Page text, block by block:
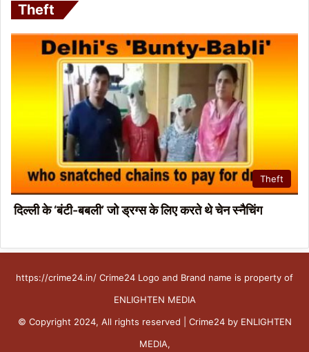
Theft
Theft
दिल्ली के ‘बंटी-बबली’ जो ड्रग्स के लिए करते थे चेन स्नैचिंग
https://crime24.in/ Crime24 Logo and Brand name is property of
ENLIGHTEN MEDIA
© Copyright 2024, All rights reserved | Crime24 by ENLIGHTEN
MEDIA,